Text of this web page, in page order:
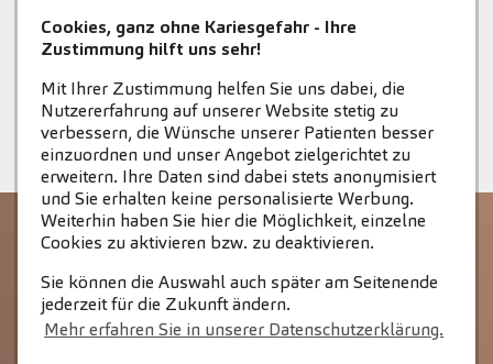
STARTSEITE
KONTAKT
COOKIE-EINSTELLUNGEN
IMPRESSUM
DATENSCHUTZ
Cookies, ganz ohne Kariesgefahr - Ihre
Zustimmung hilft uns sehr!
Mit Ihrer Zustimmung helfen Sie uns dabei, die
Nutzererfahrung auf unserer Website stetig zu
verbessern, die Wünsche unserer Patienten besser
einzuordnen und unser Angebot zielgerichtet zu
erweitern. Ihre Daten sind dabei stets anonymisiert
und Sie erhalten keine personalisierte Werbung.
Weiterhin haben Sie hier die Möglichkeit, einzelne
Cookies zu aktivieren bzw. zu deaktivieren.
Sie können die Auswahl auch später am Seitenende
jederzeit für die Zukunft ändern.
Mehr erfahren Sie in unserer Datenschutzerklärung.